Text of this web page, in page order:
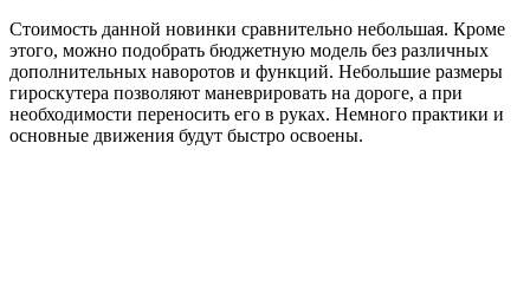
Стоимость данной новинки сравнительно небольшая. Кроме
этого, можно подобрать бюджетную модель без различных
дополнительных наворотов и функций. Небольшие размеры
гироскутера позволяют маневрировать на дороге, а при
необходимости переносить его в руках. Немного практики и
основные движения будут быстро освоены.